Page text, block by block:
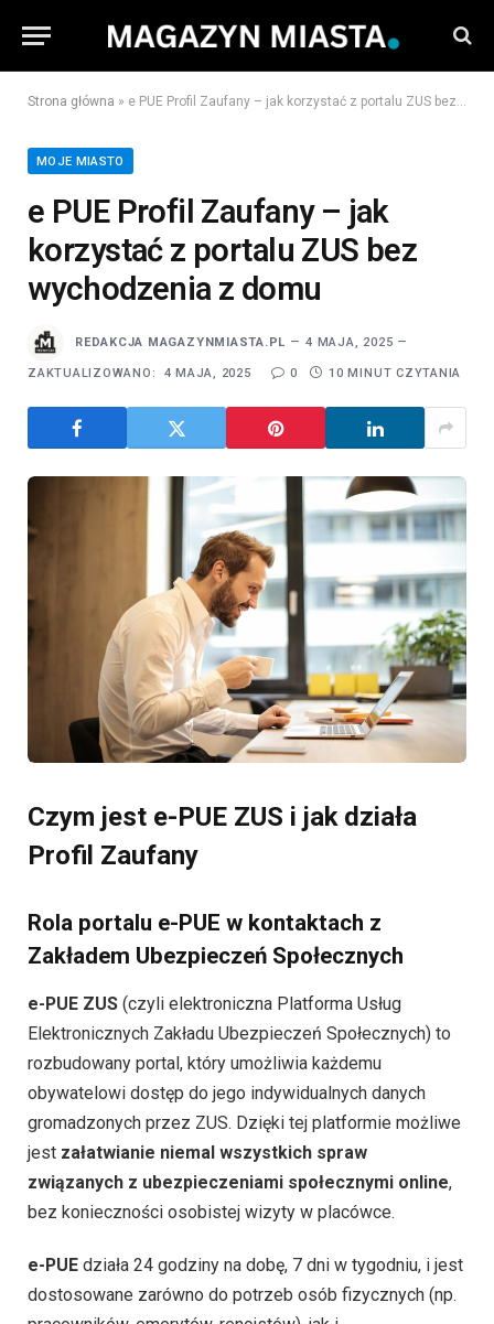
Strona główna » e PUE Profil Zaufany – jak korzystać z portalu ZUS bez wychodzenia z domu
MOJE MIASTO
e PUE Profil Zaufany – jak
korzystać z portalu ZUS bez
wychodzenia z domu
REDAKCJA MAGAZYNMIASTA.PL 4 MAJA, 2025
ZAKTUALIZOWANO: 4 MAJA, 2025 0 10 MINUT CZYTANIA
Czym jest e-PUE ZUS i jak działa
Profil Zaufany
Rola portalu e-PUE w kontaktach z
Zakładem Ubezpieczeń Społecznych
e-PUE ZUS (czyli elektroniczna Platforma Usług
Elektronicznych Zakładu Ubezpieczeń Społecznych) to
rozbudowany portal, który umożliwia każdemu
obywatelowi dostęp do jego indywidualnych danych
gromadzonych przez ZUS. Dzięki tej platformie możliwe
jest załatwianie niemal wszystkich spraw
związanych z ubezpieczeniami społecznymi online,
bez konieczności osobistej wizyty w placówce.
e-PUE działa 24 godziny na dobę, 7 dni w tygodniu, i jest
dostosowane zarówno do potrzeb osób fizycznych (np.